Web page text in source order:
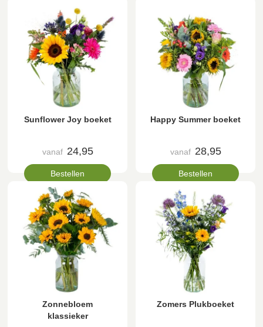
Sunflower Joy boeket
vanaf 24,95
Bestellen
Happy Summer boeket
vanaf 28,95
Bestellen
Zonnebloem
klassieker
Zomers Plukboeket